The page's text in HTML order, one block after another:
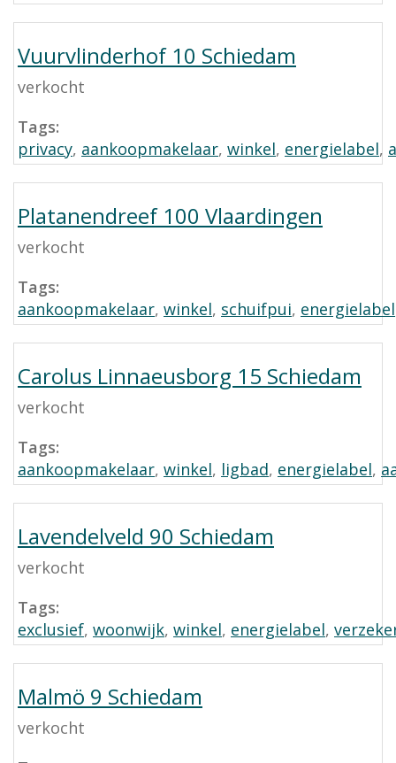
Vuurvlinderhof 10 Schiedam
verkocht
Tags:
privacy, aankoopmakelaar, winkel, energielabel,
Platanendreef 100 Vlaardingen
verkocht
Tags:
aankoopmakelaar, winkel, schuifpui, energielabel
Carolus Linnaeusborg 15 Schiedam
verkocht
Tags:
aankoopmakelaar, winkel, ligbad, energielabel,
Lavendelveld 90 Schiedam
verkocht
Tags:
exclusief, woonwijk, winkel, energielabel,
Malmö 9 Schiedam
verkocht